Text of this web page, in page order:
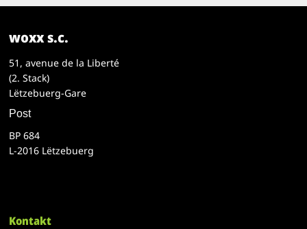
woxx s.c.
51, avenue de la Liberté
(2. Stack)
Lëtzebuerg-Gare
Post
BP 684
L-2016 Lëtzebuerg
Kontakt